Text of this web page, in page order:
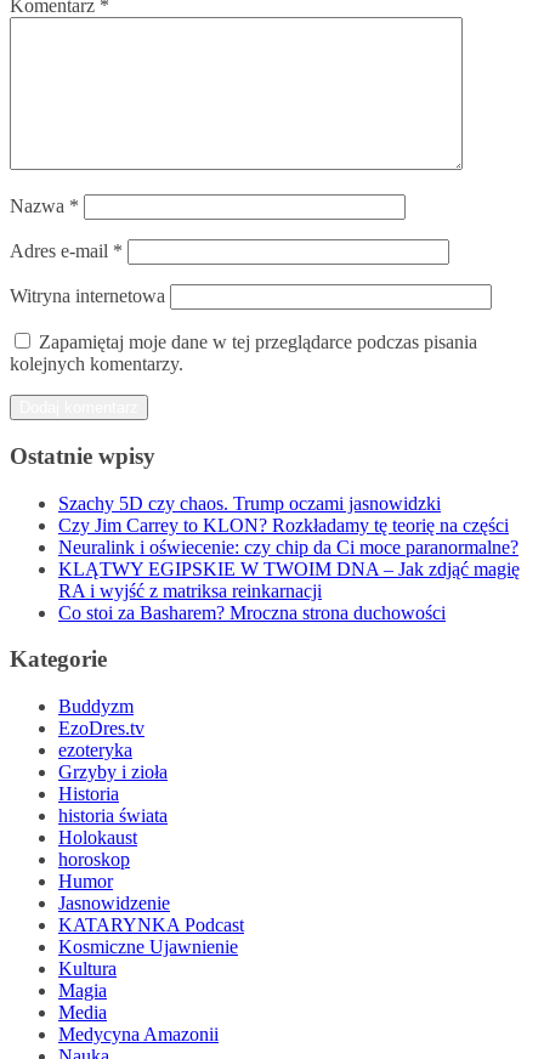
Komentarz *
Nazwa *
Adres e-mail *
Witryna internetowa
Zapamiętaj moje dane w tej przeglądarce podczas pisania
kolejnych komentarzy.
Ostatnie wpisy
Szachy 5D czy chaos. Trump oczami jasnowidzki
Czy Jim Carrey to KLON? Rozkładamy tę teorię na części
Neuralink i oświecenie: czy chip da Ci moce paranormalne?
KLĄTWY EGIPSKIE W TWOIM DNA – Jak zdjąć magię
RA i wyjść z matriksa reinkarnacji
Co stoi za Basharem? Mroczna strona duchowości
Kategorie
Buddyzm
EzoDres.tv
ezoteryka
Grzyby i zioła
Historia
historia świata
Holokaust
horoskop
Humor
Jasnowidzenie
KATARYNKA Podcast
Kosmiczne Ujawnienie
Kultura
Magia
Media
Medycyna Amazonii